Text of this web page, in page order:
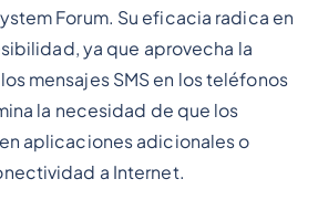
Forum. Su eficacia radica en
ya que aprovecha la
mensajes SMS en los teléfonos
la necesidad de que los
aplicaciones adicionales o
a Internet.